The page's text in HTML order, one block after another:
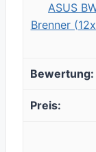
ASUS
Brenner